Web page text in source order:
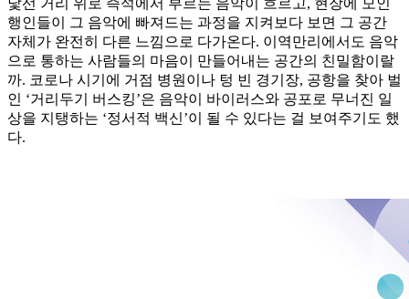
낯선 거리 위로 즉석에서 부르는 음악이 흐르고, 현장에 모인
행인들이 그 음악에 빠져드는 과정을 지켜보다 보면 그 공간
자체가 완전히 다른 느낌으로 다가온다. 이역만리에서도 음악
으로 통하는 사람들의 마음이 만들어내는 공간의 친밀함이랄
까. 코로나 시기에 거점 병원이나 텅 빈 경기장, 공항을 찾아 벌
인 ‘거리두기 버스킹’은 음악이 바이러스와 공포로 무너진 일
상을 지탱하는 ‘정서적 백신’이 될 수 있다는 걸 보여주기도 했
다.